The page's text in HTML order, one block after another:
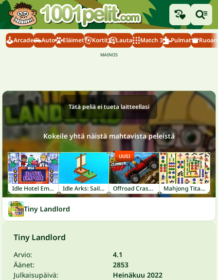
Arcade Auto Eläimet Kortit Lauta Match 3 Pulmat
Tätä peliä ei tueta laitteellasi
Kokeile yhtä näistä mahtavista peleistä
Idle Hotel Empire Idle Arks: Sail and Build Offroad Crash Climber 4X4
UUSI
Mahjong Titans
Tiny Landlord
Tiny Landlord
Arvio:
4.1
Äänet:
2853
Julkaisupäivä:
Heinäkuu 2022